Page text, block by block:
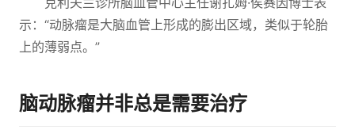
示：“动脉瘤是大脑血管上形成的膨出区域，类似于轮胎
上的薄弱点。”
脑动脉瘤并非总是需要治疗